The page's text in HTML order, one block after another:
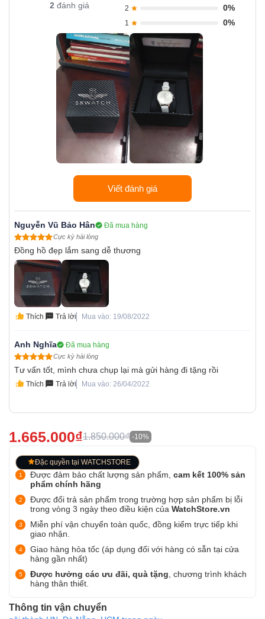
2 đánh giá 2 0%
1 0%
Viết đánh giá
Nguyễn Vũ Bảo Hân Đã mua hàng
Cực kỳ hài lòng
Đồng hồ đẹp lắm sang dễ thương
Thích Trả lời Mua vào: 19/08/2022
Anh Nghĩa Đã mua hàng
Cực kỳ hài lòng
Tư vấn tốt, mình chưa chụp lại mà gửi hàng đi tặng rồi
Thích Trả lời Mua vào: 26/04/2022
1.665.000₫1.850.000₫ -10%
Đặc quyền tại WATCHSTORE
Được đảm bảo chất lượng sản phẩm, cam kết 100% sản
phẩm chính hãng
Được đổi trả sản phẩm trong trường hợp sản phẩm bị lỗi
trong vòng 3 ngày theo điều kiện của WatchStore.vn
Miễn phí vận chuyển toàn quốc, đồng kiểm trực tiếp khi
giao nhận.
Giao hàng hỏa tốc (áp dụng đối với hàng có sẵn tại cửa
hàng gần nhất)
Được hưởng các ưu đãi, quà tặng, chương trình khách
hàng thân thiết.
Thông tin vận chuyển